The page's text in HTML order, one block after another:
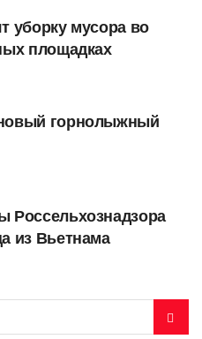
уборку мусора во
площадках
горнолыжный
Россельхознадзора
из Вьетнама